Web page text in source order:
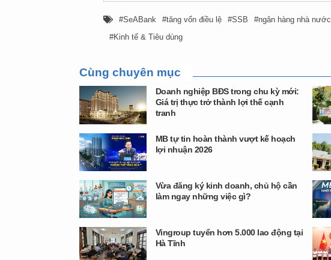
SeABank tăng vốn điều lệ SSB ngân hàng nhà nước
Kinh tế & Tiêu dùng
Cùng chuyên mục
Doanh nghiệp BĐS trong chu kỳ mới:
Giá trị thực trở thành lợi thế cạnh
tranh
MB tự tin hoàn thành vượt kế hoạch
lợi nhuận 2026
Vừa đăng ký kinh doanh, chủ hộ cần
làm ngay những việc gì?
Vingroup tuyển hơn 5.000 lao động tại
Hà Tĩnh